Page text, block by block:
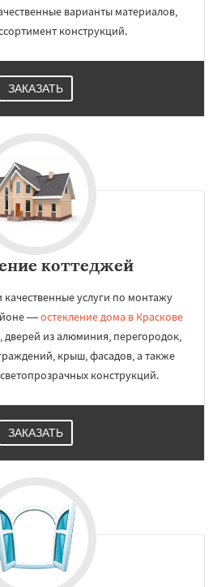
варианты материалов,
конструкций.
ЗАКАЗАТЬ
коттеджей
услуги по монтажу
—остекление дома в Краскове
дверей из алюминия, перегородок,
крыш, фасадов, а также
конструкций.
ЗАКАЗАТЬ